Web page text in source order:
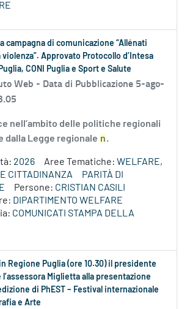
campagna di comunicazione “Allénati
Approvato Protocollo d’Intesa
CONI Puglia e Sport e Salute
Web - Data di Pubblicazione 5-ago-
nell’ambito delle politiche regionali
dalla Legge regionale n.
2026 Aree Tematiche: WELFARE,
CITTADINANZA
PARITÀ DI
Persone: CRISTIAN CASILI
DIPARTIMENTO WELFARE
COMUNICATI STAMPA DELLA
Regione Puglia (ore 10.30) il presidente
l’assessora Miglietta alla presentazione
di PhEST – Festival internazionale
e Arte